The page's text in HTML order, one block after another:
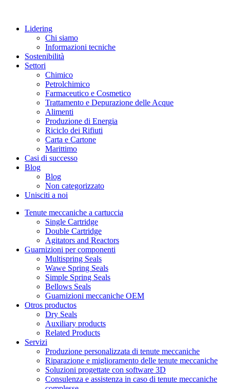
Lidering
Chi siamo
Informazioni tecniche
Sostenibilità
Settori
Chimico
Petrolchimico
Farmaceutico e Cosmetico
Trattamento e Depurazione delle Acque
Alimenti
Produzione di Energia
Riciclo dei Rifiuti
Carta e Cartone
Marittimo
Casi di successo
Blog
Blog
Non categorizzato
Unisciti a noi
Tenute meccaniche a cartuccia
Single Cartridge
Double Cartridge
Agitators and Reactors
Guarnizioni per componenti
Multispring Seals
Wawe Spring Seals
Simple Spring Seals
Bellows Seals
Guarnizioni meccaniche OEM
Otros productos
Dry Seals
Auxiliary products
Related Products
Servizi
Produzione personalizzata di tenute meccaniche
Riparazione e miglioramento delle tenute meccaniche
Soluzioni progettate con software 3D
Consulenza e assistenza in caso di tenute meccaniche